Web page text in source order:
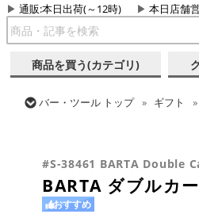
通販:本日出荷(～12時) 本日店舗
商品を買う(カテゴリ)
バー・ツール トップ ギフト
#S-38461 BARTA Double
BARTA ダブルカ
おすすめ